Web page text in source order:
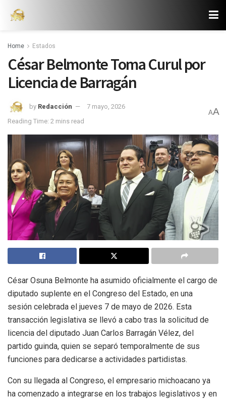
Home Estados
César Belmonte Toma Curul por
Licencia de Barragán
by Redacción
7 mayo, 2026
Reading Time: 2 mins read
AA
César Osuna Belmonte ha asumido oficialmente el cargo de
diputado suplente en el Congreso del Estado, en una
sesión celebrada el jueves 7 de mayo de 2026. Esta
transacción legislativa se llevó a cabo tras la solicitud de
licencia del diputado Juan Carlos Barragán Vélez, del
partido guinda, quien se separó temporalmente de sus
funciones para dedicarse a actividades partidistas.
Con su llegada al Congreso, el empresario michoacano ya
ha comenzado a integrarse en los trabajos legislativos y en